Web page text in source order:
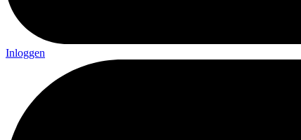
Inloggen